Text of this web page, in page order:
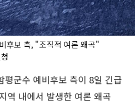
후보 측, "조직적 여론 왜곡"
평군수 예비후보 측이 8일 긴급
역 내에서 발생한 여론 왜곡